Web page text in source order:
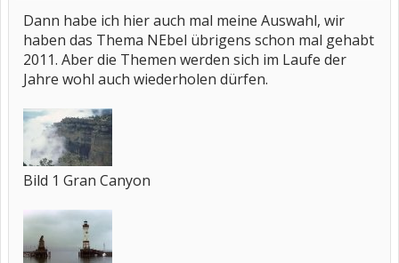
Dann habe ich hier auch mal meine Auswahl, wir
haben das Thema NEbel übrigens schon mal gehabt
2011. Aber die Themen werden sich im Laufe der
Jahre wohl auch wiederholen dürfen.
Bild 1 Gran Canyon